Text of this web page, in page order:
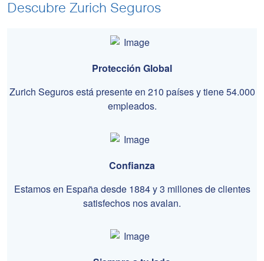
Descubre Zurich Seguros
Protección Global
Zurich Seguros está presente en 210 países y tiene 54.000
empleados.
Confianza
Estamos en España desde 1884 y 3 millones de clientes
satisfechos nos avalan.